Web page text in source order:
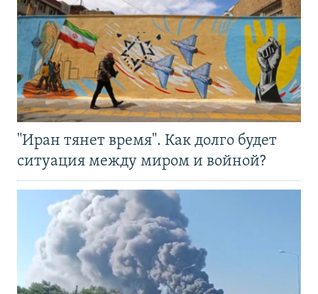
"Иран тянет время". Как долго будет
ситуация между миром и войной?